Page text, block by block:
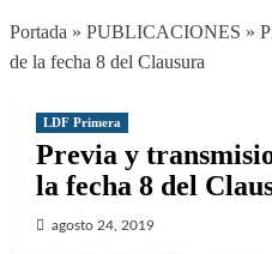
Portada » PUBLICACIONES »
de la fecha 8 del Clausura
LDF Primera
Previa y
la fecha 8 del
agosto 24, 2019